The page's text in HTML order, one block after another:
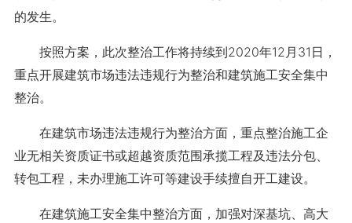
的发生。
按照方案，此次整治工作将持续到2020年12月31日，
重点开展建筑市场违法违规行为整治和建筑施工安全集中
整治。
在建筑市场违法违规行为整治方面，重点整治施工企
业无相关资质证书或超越资质范围承揽工程及违法分包、
转包工程，未办理施工许可等建设手续擅自开工建设。
在建筑施工安全集中整治方面，加强对深基坑、高大